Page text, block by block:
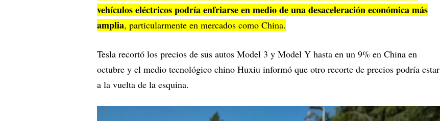
vehículos eléctricos podría enfriarse en medio de una desaceleración económica más
amplia, particularmente en mercados como China.
Tesla recortó los precios de sus autos Model 3 y Model Y hasta en un 9% en China en
octubre y el medio tecnológico chino Huxiu informó que otro recorte de precios podría estar
a la vuelta de la esquina.